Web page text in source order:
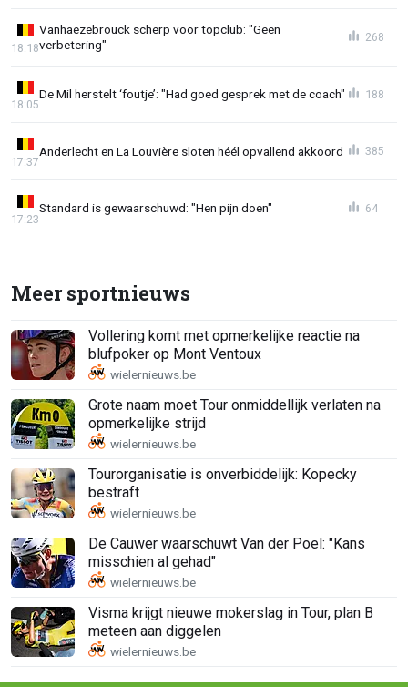
Vanhaezebrouck scherp voor topclub: "Geen
verbetering"
18:18
268
De Mil herstelt ‘foutje’: "Had goed gesprek met de coach"
18:05
188
Anderlecht en La Louvière sloten héél opvallend akkoord
17:37
385
Standard is gewaarschuwd: "Hen pijn doen"
17:23
64
Meer sportnieuws
Vollering komt met opmerkelijke reactie na
blufpoker op Mont Ventoux
Grote naam moet Tour onmiddellijk verlaten na
opmerkelijke strijd
Tourorganisatie is onverbiddelijk: Kopecky
bestraft
De Cauwer waarschuwt Van der Poel: "Kans
misschien al gehad"
Visma krijgt nieuwe mokerslag in Tour, plan B
meteen aan diggelen